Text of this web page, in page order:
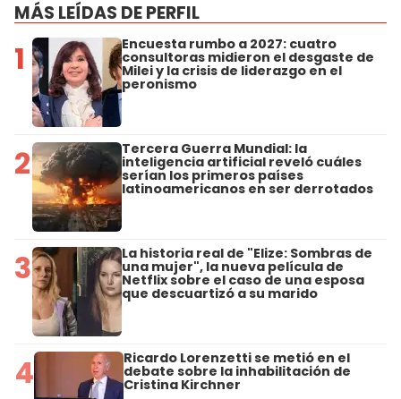
MÁS LEÍDAS DE PERFIL
1 Encuesta rumbo a 2027: cuatro
consultoras midieron el desgaste de
Milei y la crisis de liderazgo en el
peronismo
2 Tercera Guerra Mundial: la
inteligencia artificial reveló cuáles
serían los primeros países
latinoamericanos en ser derrotados
3 La historia real de "Elize: Sombras de
una mujer", la nueva película de
Netflix sobre el caso de una esposa
que descuartizó a su marido
4 Ricardo Lorenzetti se metió en el
debate sobre la inhabilitación de
Cristina Kirchner